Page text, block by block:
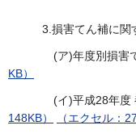
3.損害てん補に関
(ア)年度別損害て
KB）
(イ)平成28年度 都
148KB）
（エクセル：